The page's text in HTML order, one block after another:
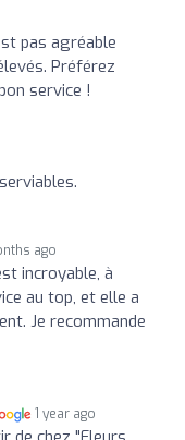
pas agréable
Préférez
service !
ago
incroyable, à
au top, et elle a
Je recommande
1 year ago